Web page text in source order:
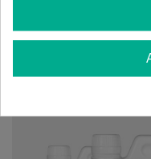
Vielleicht